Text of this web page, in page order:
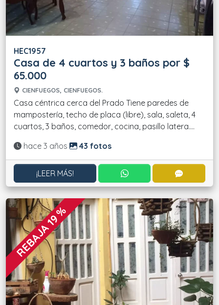
HEC1957
Casa de 4 cuartos y 3 baños por $
65.000
CIENFUEGOS, CIENFUEGOS.
Casa céntrica cerca del Prado Tiene paredes de
mampostería, techo de placa (libre), sala, saleta, 4
cuartos, 3 baños, comedor, cocina, pasillo latera....
Actualizado:
hace 3 años 43 fotos
¡LEER MÁS! CONTACTAR POR
REBAJA 19 %